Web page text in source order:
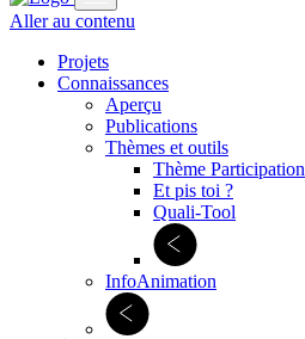
Aller au contenu
Projets
Connaissances
Aperçu
Publications
Thèmes et outils
Thème Participation
Et pis toi ?
Quali-Tool
InfoAnimation